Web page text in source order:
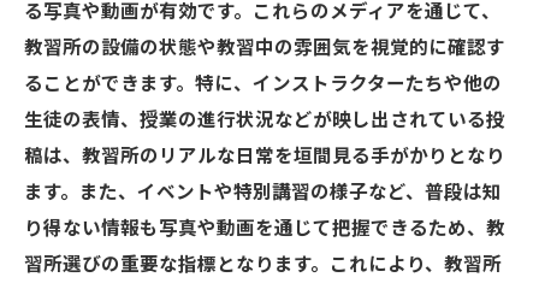
る写真や動画が有効です。これらのメディアを通じて、
教習所の設備の状態や教習中の雰囲気を視覚的に確認す
ることができます。特に、インストラクターたちや他の
生徒の表情、授業の進行状況などが映し出されている投
稿は、教習所のリアルな日常を垣間見る手がかりとなり
ます。また、イベントや特別講習の様子など、普段は知
り得ない情報も写真や動画を通じて把握できるため、教
習所選びの重要な指標となります。これにより、教習所